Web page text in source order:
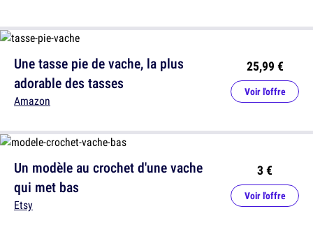
Un modèle au crochet d'une vache
qui met bas
Etsy
3 €
Voir l'offre
Une tasse pie de vache, la plus
adorable des tasses
Amazon
25,99 €
Voir l'offre